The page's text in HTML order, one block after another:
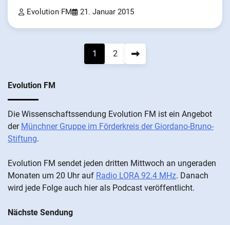
Evolution FM 21. Januar 2015
Seitennummerierung
Beiträge
1 2
Evolution FM
Die Wis­sen­schafts­send­ung Evolution FM ist ein An­ge­bot
der Münch­ner Grup­pe im För­der­kreis der Gi­ordano-Bruno-
Stiftung.
Evolution FM sen­det je­den drit­ten Mitt­woch an un­ge­ra­den
Mo­nat­en um 20 Uhr auf Radio LORA 92.4 MHz. Da­nach
wird je­de Fol­ge auch hier als Pod­cast ver­öffentlicht.
Nächste Sendung